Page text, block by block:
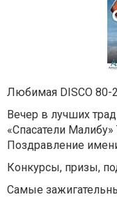
Любимая DISCO 80-
Вечер в лучших
«Спасатели
Поздравление
Конкурсы, призы,
Самые